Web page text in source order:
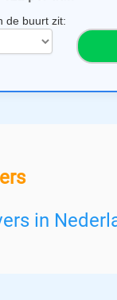
de buurt zit:
in